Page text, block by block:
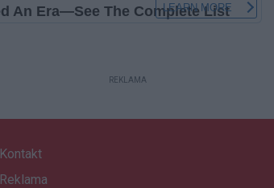
REKLAMA
Kontakt
Reklama